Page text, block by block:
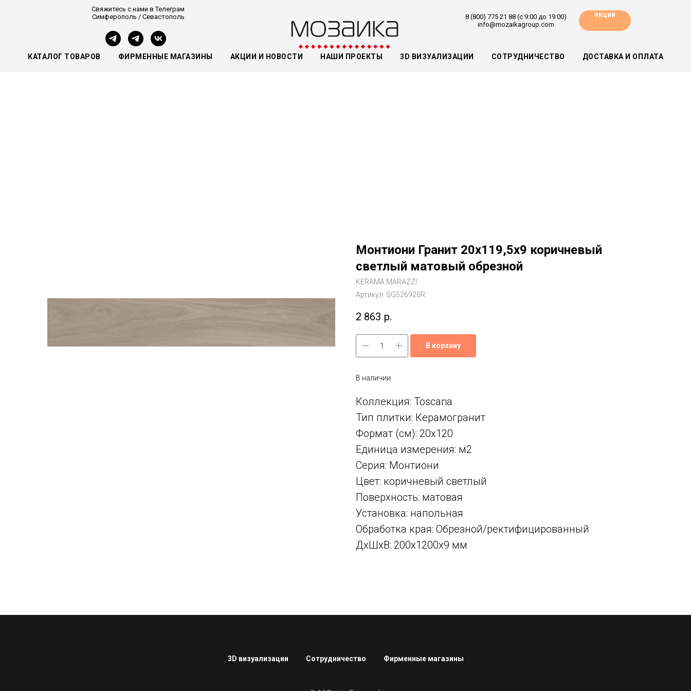
Свяжитесь с нами в Телеграм
Симферополь / Севастополь
8 (800) 775 21 88 (с 9:00 до 19:00)
info@mozaikagroup.com
акции
КАТАЛОГ ТОВАРОВ ФИРМЕННЫЕ МАГАЗИНЫ АКЦИИ И НОВОСТИ НАШИ ПРОЕКТЫ 3D ВИЗУАЛИЗАЦИИ СОТРУДНИЧЕСТВО ДОСТАВКА И ОПЛАТА
Монтиони Гранит 20x119,5x9 коричневый
светлый матовый обрезной
KERAMA MARAZZI
Артикул: SG526920R
2 863 р.
В корзину
В наличии
Коллекция: Toscana
Тип плитки: Керамогранит
Формат (см): 20x120
Единица измерения: м2
Серия: Монтиони
Цвет: коричневый светлый
Поверхность: матовая
Установка: напольная
Обработка края: Обрезной/ректифицированный
ДxШxВ: 200x1200x9 мм
3D визуализации Сотрудничество Фирменные магазины